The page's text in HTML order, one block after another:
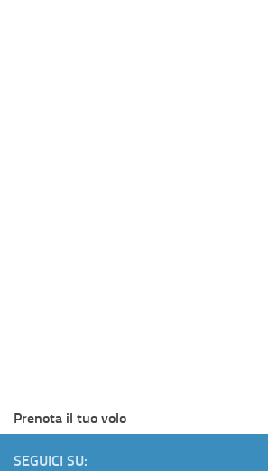
Prenota il tuo volo
SEGUICI SU: